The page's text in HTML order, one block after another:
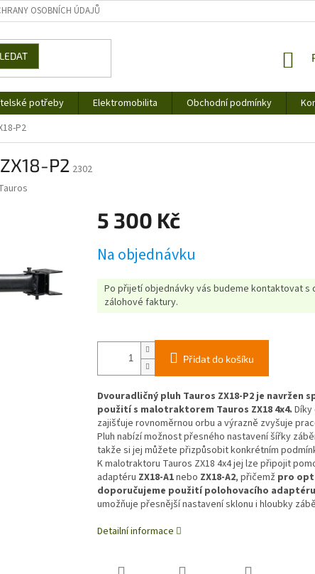
OSOBNÍCH ÚDAJŮ
potřeby Elektromobilita Obchodní podmínky
P2
P2 2302
5 300 Kč
cena:
Na objednávku
Po přijetí objednávky vás budeme kontaktovat s
zálohové faktury.
Přidat do košíku
Dvouradličný pluh Tauros ZX18-P2 je navržen
použití s malotraktorem Tauros ZX18 4x4.
zajišťuje rovnoměrnou orbu a výrazně zvyšuje
Pluh nabízí možnost přesného nastavení šířky
takže si jej můžete přizpůsobit konkrétním
K malotraktoru Tauros ZX18 4x4 jej lze připojit
adaptéru ZX18-A1nebo ZX18-A2, přičemž pro
doporučujeme použití polohovacího adaptéru
umožňuje přesnější nastavení sklonu i hloubky
Detailní informace